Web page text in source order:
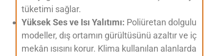
tüketimi sağlar.
Yüksek Ses ve Isı Yalıtımı: Poliüretan dolgulu
modeller, dış ortamın gürültüsünü azaltır ve iç
mekân ısısını korur. Klima kullanılan alanlarda